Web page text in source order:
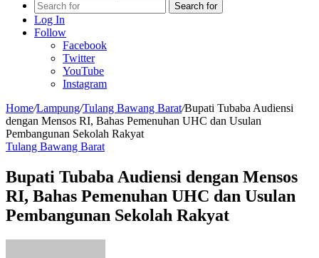
Search for
Log In
Follow
Facebook
Twitter
YouTube
Instagram
Home/Lampung/Tulang Bawang Barat/Bupati Tubaba Audiensi
dengan Mensos RI, Bahas Pemenuhan UHC dan Usulan
Pembangunan Sekolah Rakyat
Tulang Bawang Barat
Bupati Tubaba Audiensi dengan Mensos
RI, Bahas Pemenuhan UHC dan Usulan
Pembangunan Sekolah Rakyat